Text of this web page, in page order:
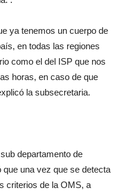
ya tenemos un cuerpo de
en todas las regiones
como el del ISP que nos
horas, en caso de que
la subsecretaria.
departamento de
que una vez que se detecta
criterios de la OMS, a